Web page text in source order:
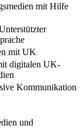
mit Hilfe
mit UK
digitalen UK-
Kommunikation
und